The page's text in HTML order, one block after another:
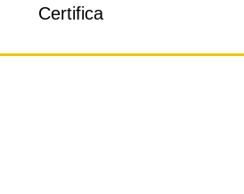
Certifica